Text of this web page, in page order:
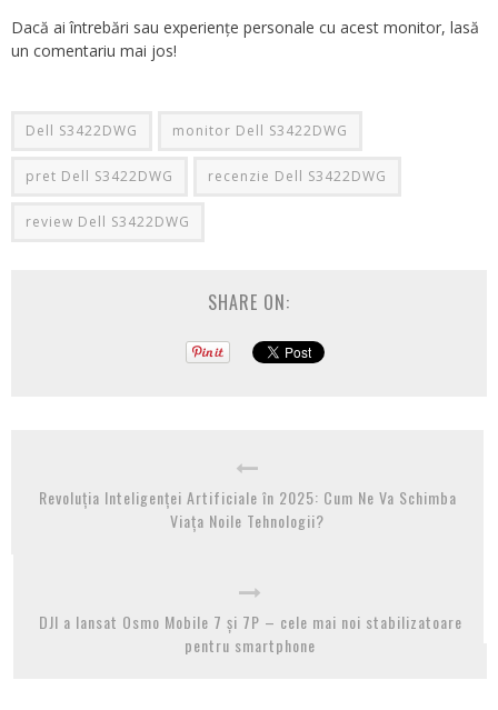
Dacă ai întrebări sau experiențe personale cu acest monitor, lasă
un comentariu mai jos!
Dell S3422DWG monitor Dell S3422DWG
pret Dell S3422DWG recenzie Dell S3422DWG
review Dell S3422DWG
SHARE ON:
Revoluția Inteligenței Artificiale în 2025: Cum Ne Va Schimba
Viața Noile Tehnologii?
DJI a lansat Osmo Mobile 7 și 7P – cele mai noi stabilizatoare
pentru smartphone